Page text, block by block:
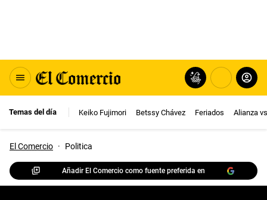
Temas del día Keiko Fujimori Betssy Chávez Feriados Alianza
El Comercio · Politica
Añadir El Comercio como fuente preferida en